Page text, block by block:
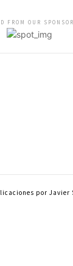
FROM OUR
por Javier